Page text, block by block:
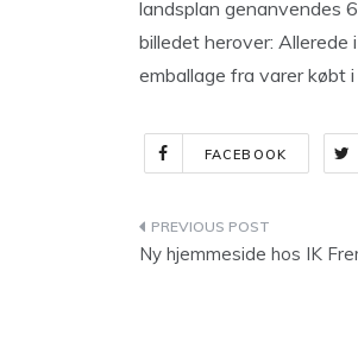
landsplan genanvendes
billedet herover:
emballage fra varer købt
FACEBOOK
Ny hjemmeside hos IK